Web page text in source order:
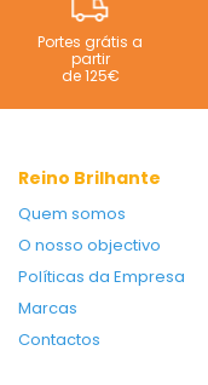
Portes grátis a
partir
de 125€
Reino Brilhante
Quem somos
O nosso objectivo
Políticas da Empresa
Marcas
Contactos